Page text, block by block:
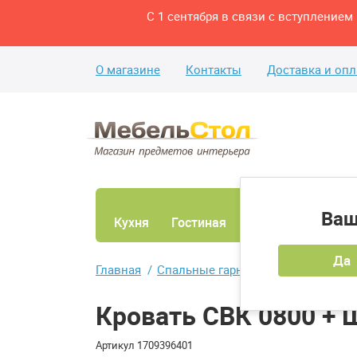
С 1 сентября в связи с
О магазине Контакты Доставка и
Да
Кухня Гостиная
Главная Спальные гарнитуры Кровать
Кровать СВК 0800 +
Артикул 1709396401